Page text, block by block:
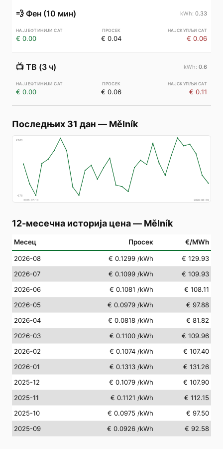
💨 Фен (10 мин) 0.33
€ 0.00 € 0.04 € 0.06
📺 ТВ (3 ч) 0.6
€ 0.00 € 0.06 € 0.11
Последњих 31 дан — Mělník
€160
€78
2026-07-10
2026-08-09
12-месечна историја цена— Mělník
Месец Просек €/MWh
2026-08 € 0.1299 /kWh
€ 129.93
2026-07
€ 0.1099 /kWh
€ 109.93
2026-06
€ 0.1081 /kWh
€ 108.11
2026-05
€ 0.0979 /kWh
€ 97.88
2026-04
€ 0.0818 /kWh
€ 81.82
2026-03
€ 0.1100 /kWh
€ 109.96
2026-02
€ 0.1074 /kWh
€ 107.40
2026-01
€ 0.1313 /kWh
€ 131.26
2025-12
€ 0.1079 /kWh
€ 107.90
2025-11
€ 0.1121 /kWh
€ 112.15
2025-10
€ 0.0975 /kWh
€ 97.50
2025-09
€ 0.0926 /kWh € 92.58